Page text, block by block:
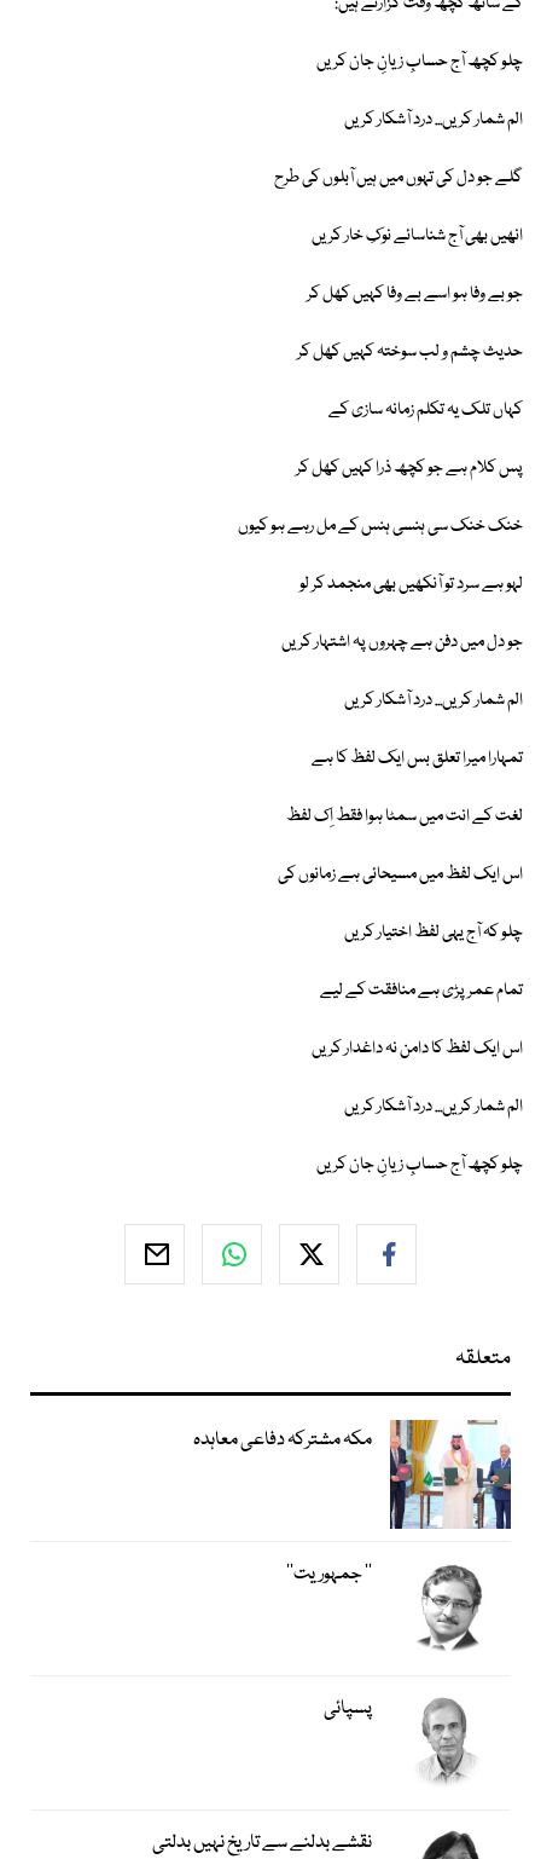
چلو کچھ آج حسابِ زیانِ جان کریں
الم شمار کریں... درد آشکار کریں
گلے جو دل کی تہوں میں ہیں آبلوں کی طرح
انھیں بھی آج شناسائے نوکِ خار کریں
جو بے وفا ہو اسے بے وفا کہیں کھل کر
حدیث چشم و لب سوختہ کہیں کھل کر
کہاں تلک یہ تکلم زمانہ سازی کے
پس کلام ہے جو کچھ ذرا کہیں کھل کر
خنک خنک سی ہنسی ہنس کے مل رہے ہو کیوں
لہو ہے سرد تو آنکھیں بھی منجمد کر لو
جو دل میں دفن ہے چہروں پہ اشتہار کریں
الم شمار کریں... درد آشکار کریں
تمہارا میرا تعلق بس ایک لفظ کا ہے
لغت کے انت میں سمٹا ہوا فقط اِک لفظ
اس ایک لفظ میں مسیحائی ہے زمانوں کی
چلو کہ آج یہی لفظ اختیار کریں
تمام عمر پڑی ہے منافقت کے لیے
اس ایک لفظ کا دامن نہ داغدار کریں
الم شمار کریں... درد آشکار کریں
چلو کچھ آج حسابِ زیانِ جان کریں
متعلقہ
مکہ مشترکہ دفاعی معاہدہ
’’ جمہوریت‘‘
پسپائی
نقشے بدلنے سے تاریخ نہیں بدلتی